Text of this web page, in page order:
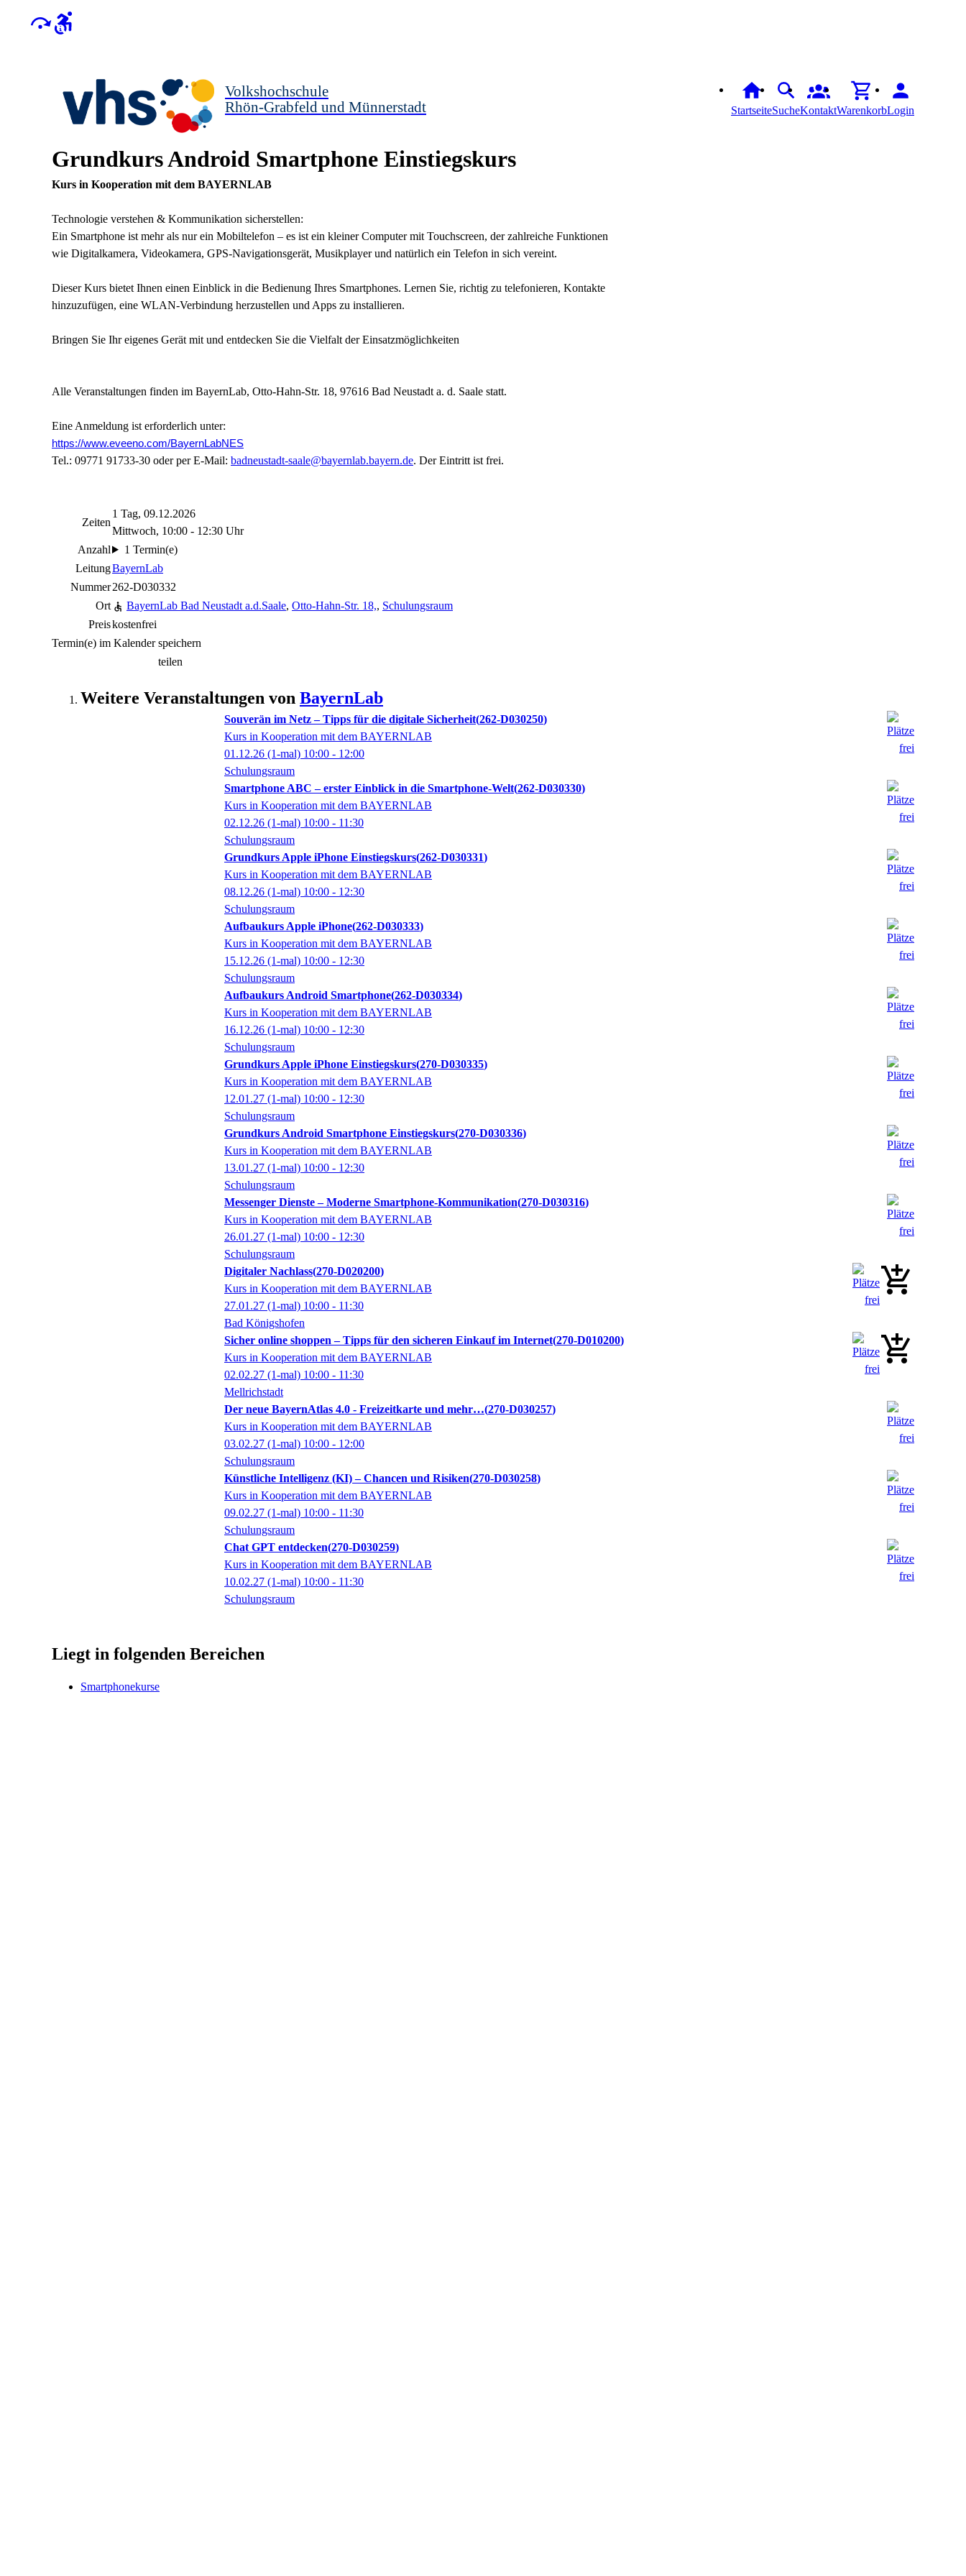
Volkshochschule
Rhön-Grabfeld und Münnerstadt
StartseiteSucheKontaktWarenkorbLogin
Grundkurs Android Smartphone Einstiegskurs
Kurs in Kooperation mit dem BAYERNLAB
Technologie verstehen & Kommunikation sicherstellen:
Ein Smartphone ist mehr als nur ein Mobiltelefon – es ist ein kleiner Computer mit Touchscreen, der zahlreiche Funktionen
wie Digitalkamera, Videokamera, GPS-Navigationsgerät, Musikplayer und natürlich ein Telefon in sich vereint.
Dieser Kurs bietet Ihnen einen Einblick in die Bedienung Ihres Smartphones. Lernen Sie, richtig zu telefonieren, Kontakte
hinzuzufügen, eine WLAN-Verbindung herzustellen und Apps zu installieren.
Bringen Sie Ihr eigenes Gerät mit und entdecken Sie die Vielfalt der Einsatzmöglichkeiten
Alle Veranstaltungen finden im BayernLab, Otto-Hahn-Str. 18, 97616 Bad Neustadt a. d. Saale statt.
Eine Anmeldung ist erforderlich unter:
https://www.eveeno.com/BayernLabNES
Tel.: 09771 91733-30 oder per E-Mail: badneustadt-saale@bayernlab.bayern.de. Der Eintritt ist frei.
Zeiten
1 Tag, 09.12.2026
Mittwoch, 10:00 - 12:30 Uhr
Anzahl
1 Termin(e)
LeitungBayernLab
Nummer262-D030332
Ort
BayernLab Bad Neustadt a.d.Saale, Otto-Hahn-Str. 18,, Schulungsraum
Preiskostenfrei
Termin(e) im Kalender speichern
teilen
Weitere Veranstaltungen von BayernLab
Souverän im Netz – Tipps für die digitale Sicherheit 262-D030250
Kurs in Kooperation mit dem BAYERNLAB
01.12.26 (1-mal) 10:00 - 12:00
Schulungsraum
Smartphone ABC – erster Einblick in die Smartphone-Welt 262-D030330
Kurs in Kooperation mit dem BAYERNLAB
02.12.26 (1-mal) 10:00 - 11:30
Schulungsraum
Grundkurs Apple iPhone Einstiegskurs 262-D030331
Kurs in Kooperation mit dem BAYERNLAB
08.12.26 (1-mal) 10:00 - 12:30
Schulungsraum
Aufbaukurs Apple iPhone 262-D030333
Kurs in Kooperation mit dem BAYERNLAB
15.12.26 (1-mal) 10:00 - 12:30
Schulungsraum
Aufbaukurs Android Smartphone 262-D030334
Kurs in Kooperation mit dem BAYERNLAB
16.12.26 (1-mal) 10:00 - 12:30
Schulungsraum
Grundkurs Apple iPhone Einstiegskurs 270-D030335
Kurs in Kooperation mit dem BAYERNLAB
12.01.27 (1-mal) 10:00 - 12:30
Schulungsraum
Grundkurs Android Smartphone Einstiegskurs 270-D030336
Kurs in Kooperation mit dem BAYERNLAB
13.01.27 (1-mal) 10:00 - 12:30
Schulungsraum
Messenger Dienste – Moderne Smartphone-Kommunikation 270-D030316
Kurs in Kooperation mit dem BAYERNLAB
26.01.27 (1-mal) 10:00 - 12:30
Schulungsraum
Digitaler Nachlass 270-D020200
Kurs in Kooperation mit dem BAYERNLAB
27.01.27 (1-mal) 10:00 - 11:30
Bad Königshofen
Sicher online shoppen – Tipps für den sicheren Einkauf im Internet 270-D010200
Kurs in Kooperation mit dem BAYERNLAB
02.02.27 (1-mal) 10:00 - 11:30
Mellrichstadt
Der neue BayernAtlas 4.0 - Freizeitkarte und mehr… 270-D030257
Kurs in Kooperation mit dem BAYERNLAB
03.02.27 (1-mal) 10:00 - 12:00
Schulungsraum
Künstliche Intelligenz (KI) – Chancen und Risiken 270-D030258
Kurs in Kooperation mit dem BAYERNLAB
09.02.27 (1-mal) 10:00 - 11:30
Schulungsraum
Chat GPT entdecken 270-D030259
Kurs in Kooperation mit dem BAYERNLAB
10.02.27 (1-mal) 10:00 - 11:30
Schulungsraum
Liegt in folgenden Bereichen
Smartphonekurse